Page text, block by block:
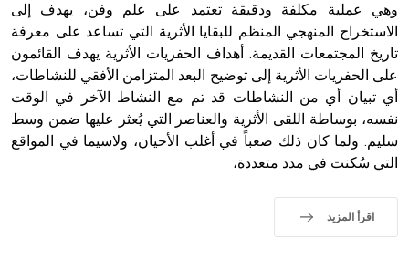
- هل تعلم أن أبجر Abgar اسم معروف جيداً يعود إلى عدد من
الملوك الذين حكموا مدينة إديسا (الرها) من أبجر الأول وحتى
التاسع، وهم ينتسبون إلى أسرة أوسروين
- هل تعلم أن الأبجدية الكنعانية تتألف من /22/ علامة كتابية
sign تكتب منفصلة غير متصلة، وتعتمد المبدأ الأكوروفوني،
وهي عملية مكلفة ودقيقة تعتمد على علم وفن، يهدف إلى
الاستخراج المنهجي المنظم للبقايا الأثرية التي تساعد على معرفة
تاريخ المجتمعات القديمة. أهداف الحفريات الأثرية يهدف القائمون
على الحفريات الأثرية إلى توضيح البعد المتزامن الأفقي للنشاطات،
أي تبيان أي من النشاطات قد تم مع النشاط الآخر في الوقت
نفسه، بوساطة اللقى الأثرية والعناصر التي يُعثر عليها ضمن وسط
سليم. ولما كان ذلك صعباً في أغلب الأحيان، ولاسيما في المواقع
التي سُكنت في مدد متعددة،
اقرأ المزيد